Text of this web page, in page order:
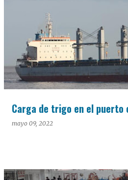
Carga de trigo en el puerto
mayo 09, 2022